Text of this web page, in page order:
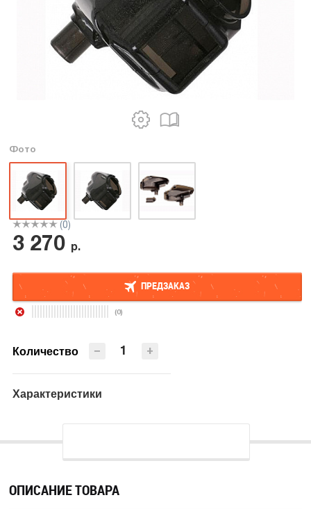
Фото
(0)
3 270 р.
ПРЕДЗАКАЗ
(0)
Количество +
−
Характеристики
ОПИСАНИЕ ТОВАРА